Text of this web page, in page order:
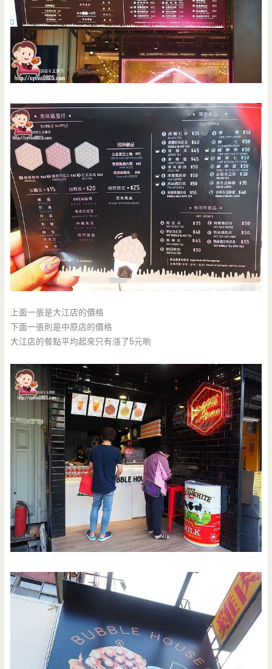
上面一張是大江店的價格
下面一張則是中原店的價格
大江店的餐點平均起來只有漲了5元喲